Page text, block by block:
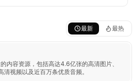
最新 最热
内容资源，包括高达4.6亿张的高清图片、
视频以及近百万条优质音频。